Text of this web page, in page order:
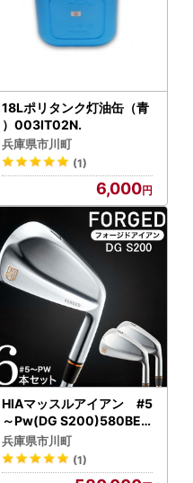
18Lポリタンク灯油缶（青
）003IT02N.
兵庫県市川町
(1)
6,000
HIAマッスルアイアン #5
～Pw(DG S200)580BE0
1N.／軟鉄鍛造 フォージド
アイアン 国産 ゴルフクラ
ブ
兵庫県市川町
(1)